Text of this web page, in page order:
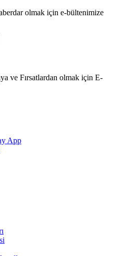
olmak için e-bültenimize
ve Fırsatlardan olmak için E-